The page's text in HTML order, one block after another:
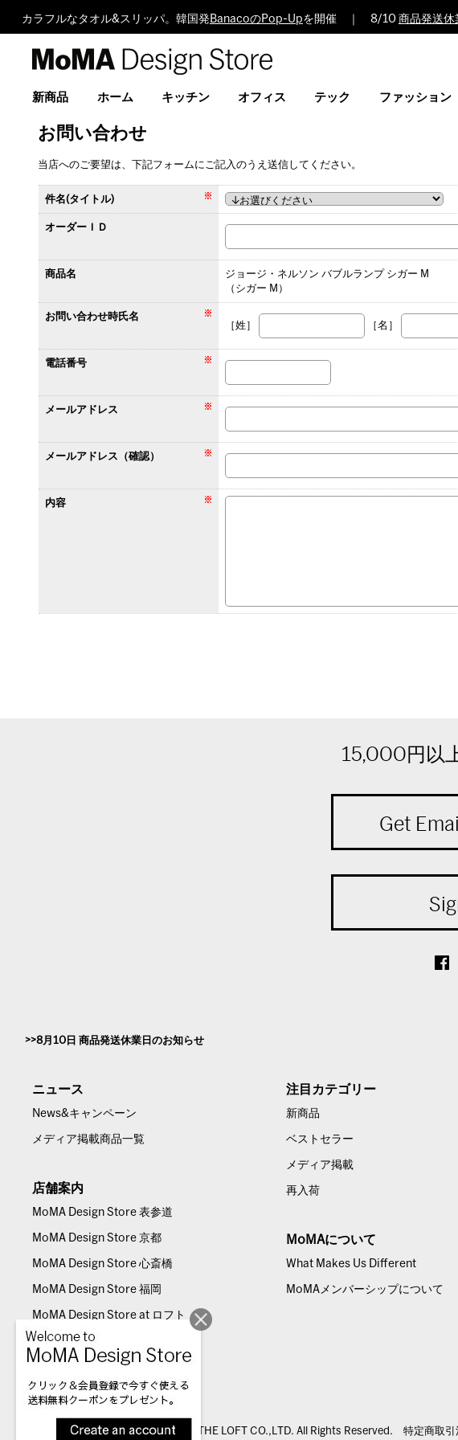
カラフルなタオル&スリッパ。韓国発 BanacoのPop-Upを開催 ｜ 8/10 商品発送
Design
新商品 ホーム キッチン オフィス テック ファッション
お問い合わせ
当店へのご要望は、下記フォームにご記入のうえ送信してください。
件名(タイトル)
オーダーＩＤ
商品名
ジョージ・ネルソン バブルランプ シガー M
（シガー M）
お問い合わせ時氏名
［姓］
［名］
電話番号
メールアドレス
メールアドレス（確認）
内容
15,000円以
Get
8月10日 商品発送休業日のお知らせ
ニュース
News&キャンペーン
メディア掲載商品一覧
店舗案内
MoMA Design Store 表参道
MoMA Design Store 京都
MoMA Design Store 心斎橋
MoMA Design Store 福岡
MoMA Design Store at ロフト
注目カテゴリー
新商品
ベストセラー
メディア掲載
再入荷
MoMAについて
What Makes Us Different
MoMAメンバーシップについて
© THE LOFT CO.,LTD. All Rights Reserved. 特定商取引